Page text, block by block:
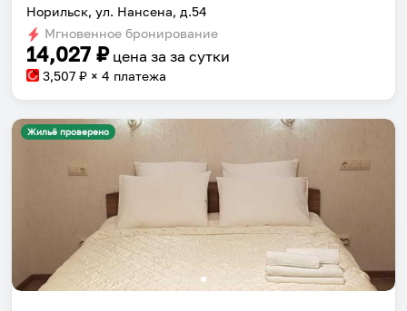
Норильск, ул. Нансена, д.54
Мгновенное бронирование
14,027 ₽ цена за за сутки
3,507 ₽ × 4 платежа
Жильё проверено